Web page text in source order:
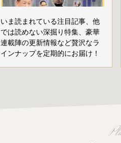
いま読まれている注目記事、他
では読めない深掘り特集、豪華
連載陣の更新情報など贅沢なラ
インナップを定期的にお届け！